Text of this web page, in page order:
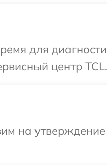
для
центр TCL.
на